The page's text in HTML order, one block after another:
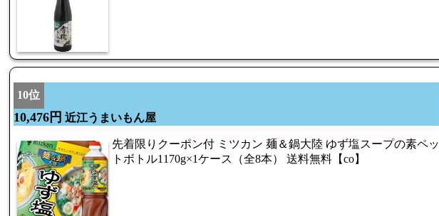
10位
10,476円 近江うまいもん屋
先着限りクーポン付 ミツカン 麺＆鍋大陸 ゆず塩スープの素ペッ
トボトル1170g×1ケース（全8本） 送料無料【co】